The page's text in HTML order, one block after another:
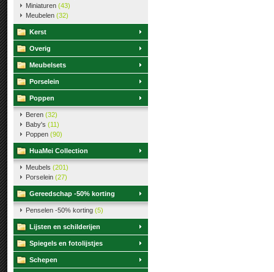
Miniaturen (43)
Meubelen (32)
Kerst
Overig
Meubelsets
Porselein
Poppen
Beren (32)
Baby's (11)
Poppen (90)
HuaMei Collection
Meubels (201)
Porselein (27)
Gereedschap -50% korting
Penselen -50% korting (5)
Lijsten en schilderijen
Spiegels en fotolijstjes
Schepen